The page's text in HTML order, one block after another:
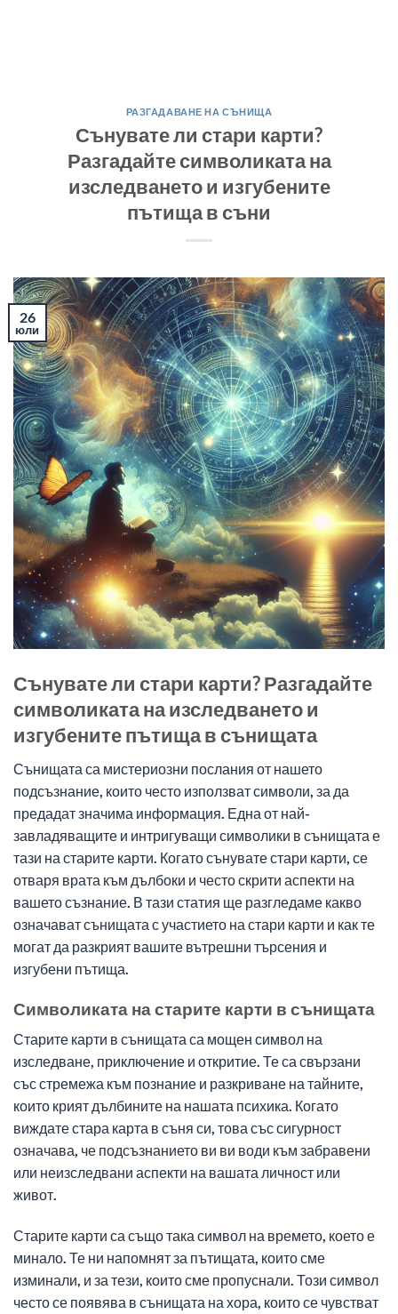
РАЗГАДАВАНЕ НА СЪНИЩА
Сънувате ли стари карти?
Разгадайте символиката на
изследването и изгубените
пътища в съни
26
юли
Сънувате ли стари карти? Разгадайте
символиката на изследването и
изгубените пътища в сънищата
Сънищата са мистериозни послания от нашето
подсъзнание, които често използват символи, за да
предадат значима информация. Една от най-
завладяващите и интригуващи символики в сънищата е
тази на старите карти. Когато сънувате стари карти, се
отваря врата към дълбоки и често скрити аспекти на
вашето съзнание. В тази статия ще разгледаме какво
означават сънищата с участието на стари карти и как те
могат да разкрият вашите вътрешни търсения и
изгубени пътища.
Символиката на старите карти в сънищата
Старите карти в сънищата са мощен символ на
изследване, приключение и откритие. Те са свързани
със стремежа към познание и разкриване на тайните,
които крият дълбините на нашата психика. Когато
виждате стара карта в съня си, това със сигурност
означава, че подсъзнанието ви ви води към забравени
или неизследвани аспекти на вашата личност или
живот.
Старите карти са също така символ на времето, което е
минало. Те ни напомнят за пътищата, които сме
изминали, и за тези, които сме пропуснали. Този символ
често се появява в сънищата на хора, които се чувстват